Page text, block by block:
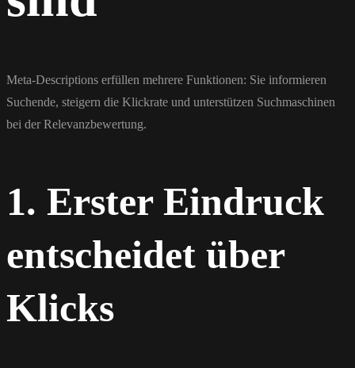
Meta-Descriptions erfüllen mehrere Funktionen: Sie informieren
Suchende, steigern die Klickrate und unterstützen Suchmaschinen
bei der Relevanzbewertung.
1. Erster Eindruck
entscheidet über
Klicks